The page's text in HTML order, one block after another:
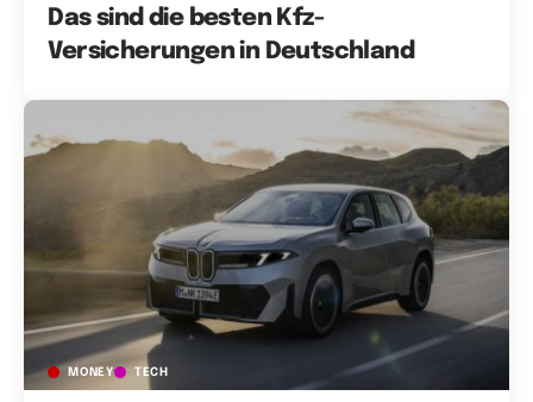
Das sind die besten Kfz-
Versicherungen in Deutschland
MONEY TECH